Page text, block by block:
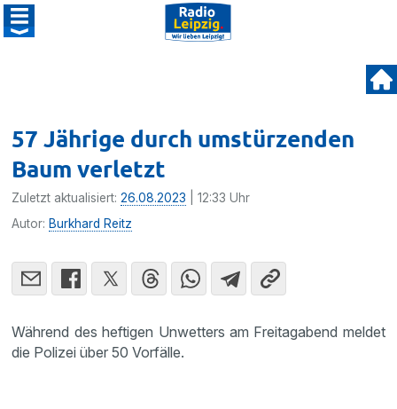
57 Jährige durch umstürzenden
Baum verletzt
Zuletzt aktualisiert:26.08.2023 | 12:33 Uhr
Autor: Burkhard Reitz
Während des heftigen Unwetters am Freitagabend meldet
die Polizei über 50 Vorfälle.